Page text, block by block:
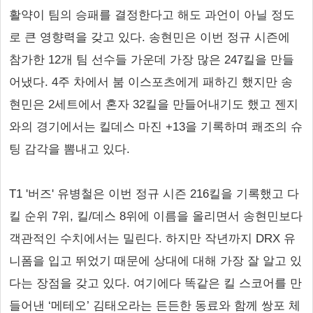
활약이 팀의 승패를 결정한다고 해도 과언이 아닐 정도
로 큰 영향력을 갖고 있다. 송현민은 이번 정규 시즌에
참가한 12개 팀 선수들 가운데 가장 많은 247킬을 만들
어냈다. 4주 차에서 붐 이스포츠에게 패하긴 했지만 송
현민은 2세트에서 혼자 32킬을 만들어내기도 했고 젠지
와의 경기에서는 킬데스 마진 +13을 기록하며 쾌조의 슈
팅 감각을 뽐내고 있다.
T1 '버즈' 유병철은 이번 정규 시즌 216킬을 기록했고 다
킬 순위 7위, 킬/데스 8위에 이름을 올리면서 송현민보다
객관적인 수치에서는 밀린다. 하지만 작년까지 DRX 유
니폼을 입고 뛰었기 때문에 상대에 대해 가장 잘 알고 있
다는 장점을 갖고 있다. 여기에다 똑같은 킬 스코어를 만
들어낸 ‘메테오’ 김태오라는 든든한 동료와 함께 쌍포 체